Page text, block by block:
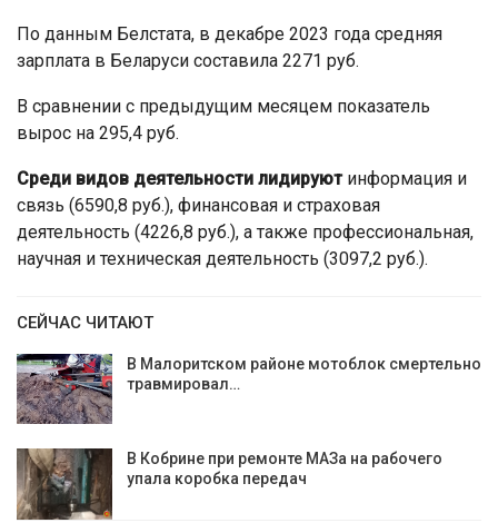
По данным Белстата, в декабре 2023 года средняя
зарплата в Беларуси составила 2271 руб.
В сравнении с предыдущим месяцем показатель
вырос на 295,4 руб.
Среди видов деятельности лидируютинформация и
связь (6590,8 руб.), финансовая и страховая
деятельность (4226,8 руб.), а также профессиональная,
научная и техническая деятельность (3097,2 руб.).
СЕЙЧАС ЧИТАЮТ
В Малоритском районе мотоблок смертельно
травмировал…
В Кобрине при ремонте МАЗа на рабочего
упала коробка передач